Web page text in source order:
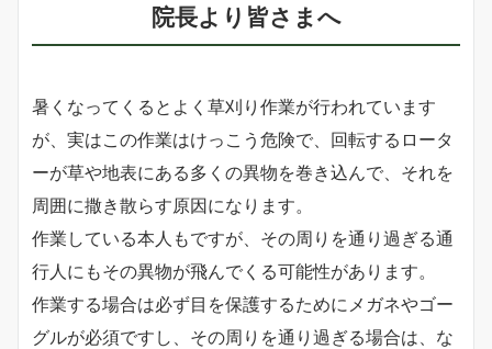
院長より皆さまへ
暑くなってくるとよく草刈り作業が行われています
が、実はこの作業はけっこう危険で、回転するロータ
ーが草や地表にある多くの異物を巻き込んで、それを
周囲に撒き散らす原因になります。
作業している本人もですが、その周りを通り過ぎる通
行人にもその異物が飛んでくる可能性があります。
作業する場合は必ず目を保護するためにメガネやゴー
グルが必須ですし、その周りを通り過ぎる場合は、な